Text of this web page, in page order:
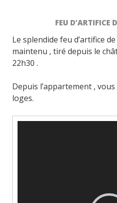
FEU D’ARTIFICE
Le splendide feu d’artifice
maintenu , tiré depuis le
22h30 .
Depuis l’appartement ,
loges.